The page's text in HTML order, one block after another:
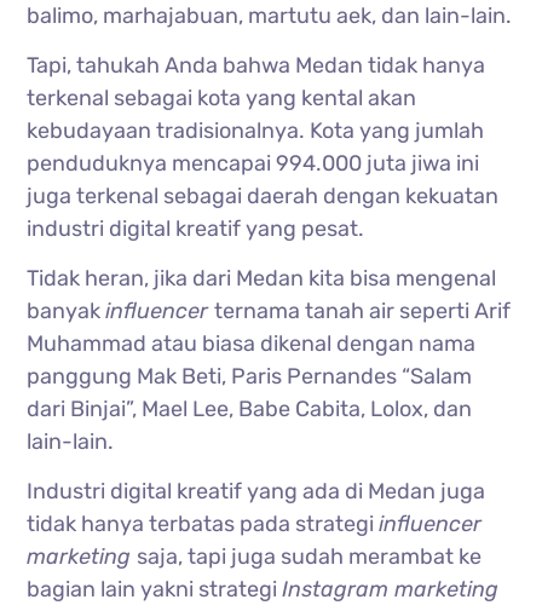
balimo, marhajabuan, martutu aek, dan lain-lain.
Tapi, tahukah Anda bahwa Medan tidak hanya
terkenal sebagai kota yang kental akan
kebudayaan tradisionalnya. Kota yang jumlah
penduduknya mencapai 994.000 juta jiwa ini
juga terkenal sebagai daerah dengan kekuatan
industri digital kreatif yang pesat.
Tidak heran, jika dari Medan kita bisa mengenal
banyakinfluencerternama tanah air seperti Arif
Muhammad atau biasa dikenal dengan nama
panggung Mak Beti, Paris Pernandes “Salam
dari Binjai”, Mael Lee, Babe Cabita, Lolox, dan
lain-lain.
Industri digital kreatif yang ada di Medan juga
tidak hanya terbatas pada strategiinfluencer
marketing saja, tapi juga sudah merambat ke
bagian lain yakni strategiInstagram marketing